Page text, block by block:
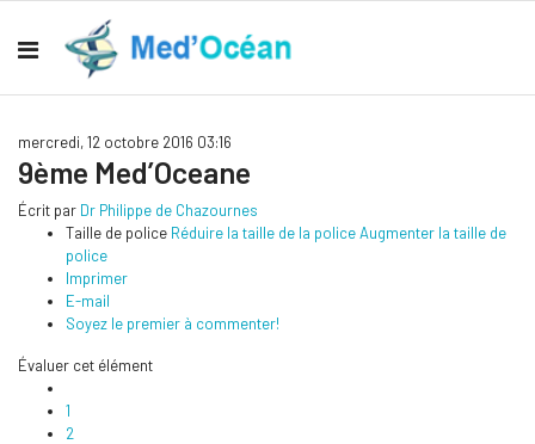
mercredi, 12 octobre 2016 03:16
9ème Med’Oceane
Écrit par Dr Philippe de Chazournes
Taille de police Réduire la taille de la policeAugmenter la taille de
police
Imprimer
E-mail
Soyez le premier à commenter!
Évaluer cet élément
1
2